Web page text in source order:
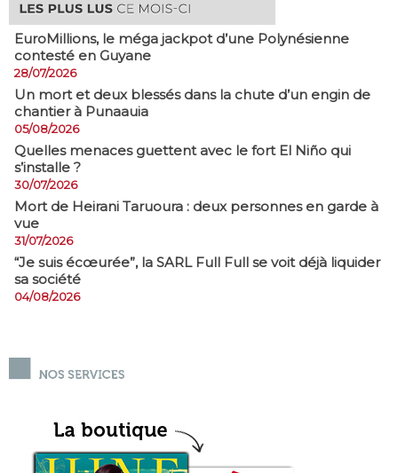
EuroMillions, ​le méga jackpot d’une Polynésienne
contesté en Guyane
28/07/2026
​Un mort et deux blessés dans la chute d’un engin de
chantier à Punaauia
05/08/2026
Quelles menaces guettent avec le fort El Niño qui
s’installe ?
30/07/2026
Mort de Heirani Taruoura : deux personnes en garde à
vue
31/07/2026
​“Je suis écœurée”, la SARL Full Full se voit déjà liquider
sa société
04/08/2026